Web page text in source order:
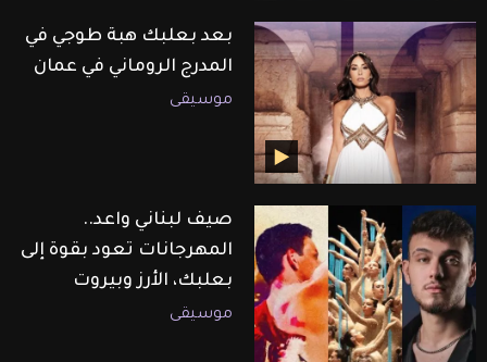
بعد بعلبك هبة طوجي في
المدرج الروماني في عمان
موسيقى
صيف لبناني واعد..
المهرجانات تعود بقوة إلى
بعلبك، الأرز وبيروت
موسيقى